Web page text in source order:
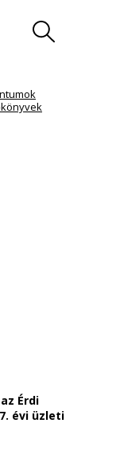
az Érdi
évi üzleti